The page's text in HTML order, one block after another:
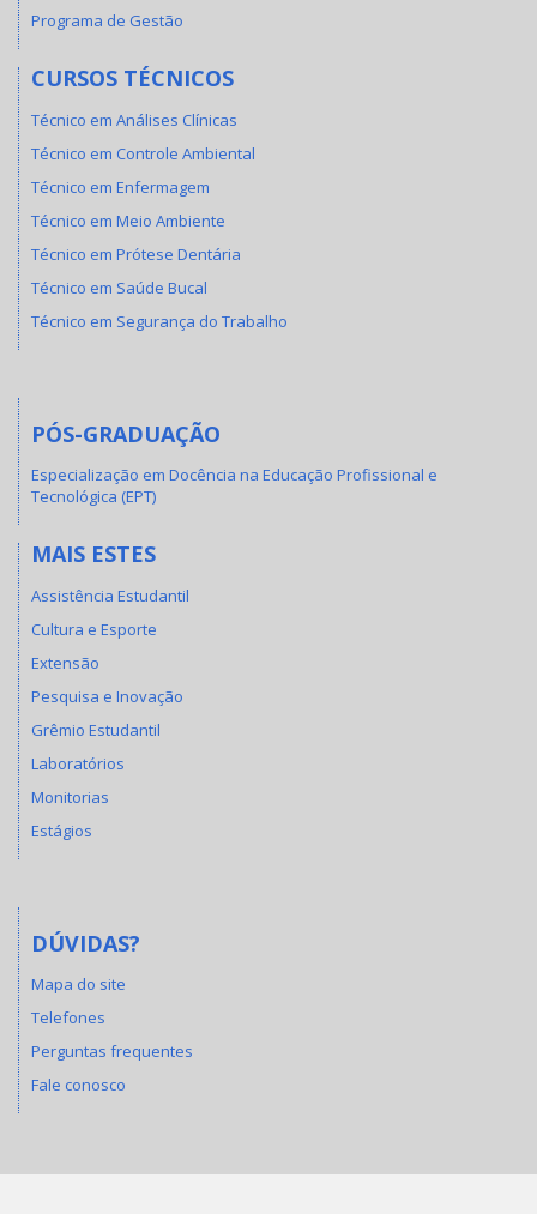
Programa de Gestão
CURSOS TÉCNICOS
Técnico em Análises Clínicas
Técnico em Controle Ambiental
Técnico em Enfermagem
Técnico em Meio Ambiente
Técnico em Prótese Dentária
Técnico em Saúde Bucal
Técnico em Segurança do Trabalho
PÓS-GRADUAÇÃO
Especialização em Docência na Educação Profissional e
Tecnológica (EPT)
MAIS ESTES
Assistência Estudantil
Cultura e Esporte
Extensão
Pesquisa e Inovação
Grêmio Estudantil
Laboratórios
Monitorias
Estágios
DÚVIDAS?
Mapa do site
Telefones
Perguntas frequentes
Fale conosco